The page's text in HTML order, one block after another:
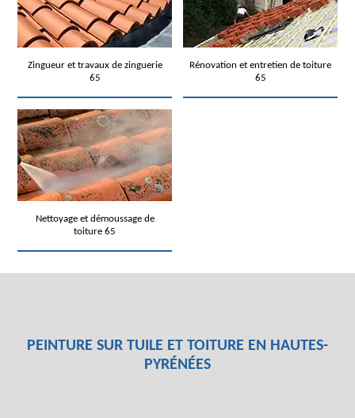
Zingueur et travaux de zinguerie
65
Rénovation et entretien de toiture
65
Nettoyage et démoussage de
toiture 65
PEINTURE SUR TUILE ET TOITURE EN HAUTES-
PYRÉNÉES